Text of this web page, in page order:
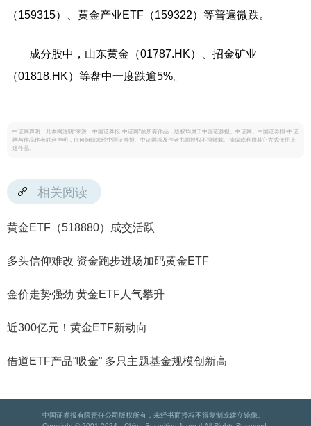
（159315）、黄金产业ETF（159322）等普遍微跌。
成分股中，山东黄金（01787.HK）、招金矿业
（01818.HK）等盘中一度跌逾5%。
中证网声明：凡本网注明“来源：中国证券报·中证网”的所有作品，版权均属于中国证券报、中证网。中国证券报·中证
网与作品作者联合声明，任何组织未经中国证券报、中证网以及作者书面授权不得转载、摘编或利用其它方式使用上
述作品。
相关阅读
黄金ETF（518880）成交活跃
多头信仰难改 资金跑步进场加码黄金ETF
金价走势强劲 黄金ETF人气攀升
近300亿元！黄金ETF新动向
借道ETF产品“吸金” 多只主题基金规模创新高
中国证券报有限责任公司版权所有，未经书面授权不得复制或建立镜像。